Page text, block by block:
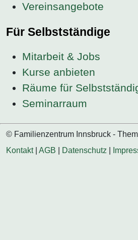
Vereinsangebote
Für Selbstständige
Mitarbeit & Jobs
Kurse anbieten
Räume für
Seminarraum
© Familienzentrum Innsbruck -
Kontakt| AGB Datenschutz